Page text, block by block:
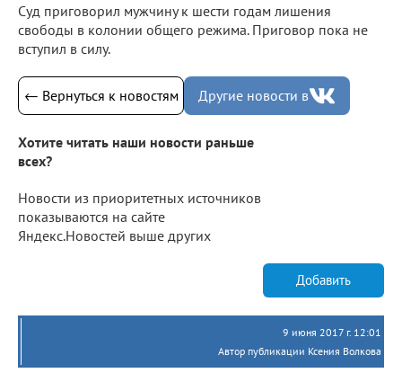
Суд приговорил мужчину к шести годам лишения
свободы в колонии общего режима. Приговор пока не
вступил в силу.
← Вернуться к новостям Другие новости в
Хотите читать наши новости раньше
всех?
Новости из приоритетных источников
показываются на сайте
Яндекс.Новостей выше других
Добавить
9 июня 2017 г. 12:01
Автор публикации Ксения Волкова